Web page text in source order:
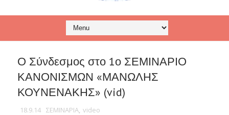
Ο Σύνδεσμος στο 1ο ΣΕΜΙΝΑΡΙΟ
ΚΑΝΟΝΙΣΜΩΝ «ΜΑΝΩΛΗΣ
ΚΟΥΝΕΝΑΚΗΣ» (vid)
18.9.14 ΣΕΜΙΝΑΡΙΑ, video